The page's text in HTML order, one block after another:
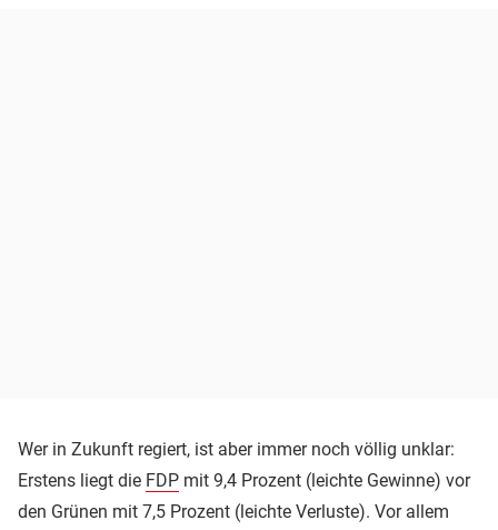
Wer in Zukunft regiert, ist aber immer noch völlig unklar:
Erstens liegt die FDP mit 9,4 Prozent (leichte Gewinne) vor
den Grünen mit 7,5 Prozent (leichte Verluste). Vor allem